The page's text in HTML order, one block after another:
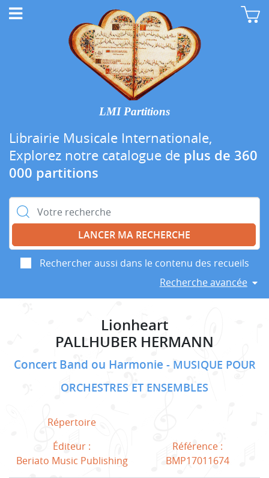
LMI Partitions
Librairie Musicale Internationale,
Explorez notre catalogue de plus de 360
000 partitions
Rechercher :
Rechercher aussi dans le contenu des recueils
Recherche avancée
Lionheart
PALLHUBER HERMANN
Concert Band ou Harmonie
MUSIQUE POUR
ORCHESTRES ET ENSEMBLES
Répertoire
Éditeur :
Beriato Music Publishing
Référence :
BMP17011674